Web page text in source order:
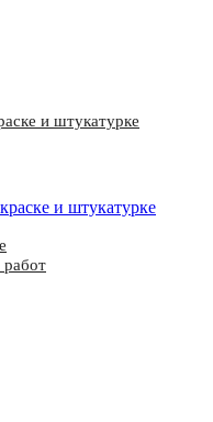
и штукатурке
и штукатурке